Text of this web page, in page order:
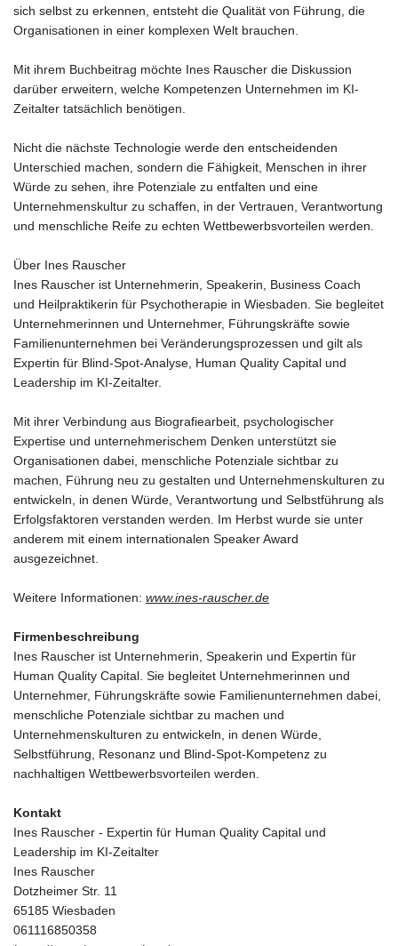
sich selbst zu erkennen, entsteht die Qualität von Führung, die
Organisationen in einer komplexen Welt brauchen.
Mit ihrem Buchbeitrag möchte Ines Rauscher die Diskussion
darüber erweitern, welche Kompetenzen Unternehmen im KI-
Zeitalter tatsächlich benötigen.
Nicht die nächste Technologie werde den entscheidenden
Unterschied machen, sondern die Fähigkeit, Menschen in ihrer
Würde zu sehen, ihre Potenziale zu entfalten und eine
Unternehmenskultur zu schaffen, in der Vertrauen, Verantwortung
und menschliche Reife zu echten Wettbewerbsvorteilen werden.
Über Ines Rauscher
Ines Rauscher ist Unternehmerin, Speakerin, Business Coach
und Heilpraktikerin für Psychotherapie in Wiesbaden. Sie begleitet
Unternehmerinnen und Unternehmer, Führungskräfte sowie
Familienunternehmen bei Veränderungsprozessen und gilt als
Expertin für Blind-Spot-Analyse, Human Quality Capital und
Leadership im KI-Zeitalter.
Mit ihrer Verbindung aus Biografiearbeit, psychologischer
Expertise und unternehmerischem Denken unterstützt sie
Organisationen dabei, menschliche Potenziale sichtbar zu
machen, Führung neu zu gestalten und Unternehmenskulturen zu
entwickeln, in denen Würde, Verantwortung und Selbstführung als
Erfolgsfaktoren verstanden werden. Im Herbst wurde sie unter
anderem mit einem internationalen Speaker Award
ausgezeichnet.
Weitere Informationen: www.ines-rauscher.de
Firmenbeschreibung
Ines Rauscher ist Unternehmerin, Speakerin und Expertin für
Human Quality Capital. Sie begleitet Unternehmerinnen und
Unternehmer, Führungskräfte sowie Familienunternehmen dabei,
menschliche Potenziale sichtbar zu machen und
Unternehmenskulturen zu entwickeln, in denen Würde,
Selbstführung, Resonanz und Blind-Spot-Kompetenz zu
nachhaltigen Wettbewerbsvorteilen werden.
Kontakt
Ines Rauscher - Expertin für Human Quality Capital und
Leadership im KI-Zeitalter
Ines Rauscher
Dotzheimer Str. 11
65185 Wiesbaden
061116850358